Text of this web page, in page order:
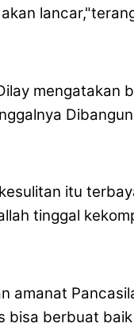
itu
tinggal
amanat
bisa berbuat